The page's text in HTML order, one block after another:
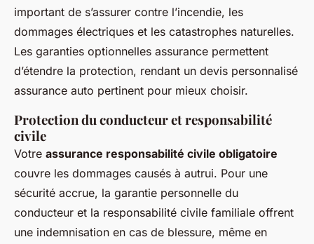
important de s’assurer contre l’incendie, les
dommages électriques et les catastrophes naturelles.
Les garanties optionnelles assurance permettent
d’étendre la protection, rendant un devis personnalisé
assurance auto pertinent pour mieux choisir.
Protection du conducteur et responsabilité
civile
Votre assurance responsabilité civile obligatoire
couvre les dommages causés à autrui. Pour une
sécurité accrue, la garantie personnelle du
conducteur et la responsabilité civile familiale offrent
une indemnisation en cas de blessure, même en